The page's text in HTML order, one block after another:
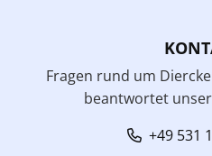
Fragen rund um
beantwortet
+49 531